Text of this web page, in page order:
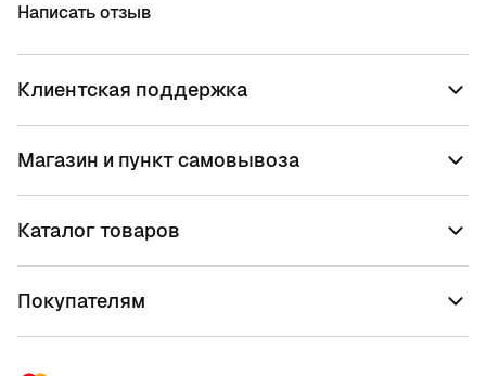
Написать отзыв
Клиентская поддержка
Магазин и пункт самовывоза
Каталог товаров
Покупателям